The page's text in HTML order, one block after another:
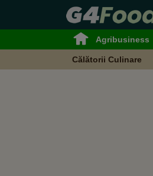
Agribusiness
Călătorii Culinare